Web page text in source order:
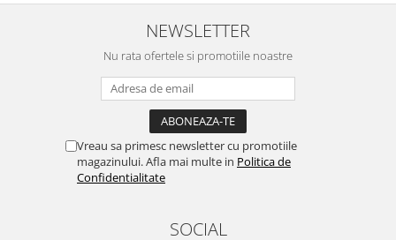
NEWSLETTER
Nu rata ofertele si promotiile noastre
Vreau sa primesc newsletter cu promotiile
magazinului. Afla mai multe in Politica de
Confidentialitate
SOCIAL